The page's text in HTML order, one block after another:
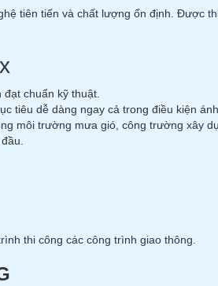
tiên tiến và chất lượng ổn định. Được
chuẩn kỹ thuật.
tiêu dễ dàng ngay cả trong điều kiện
môi trường mưa gió, công trường xây
thi công các công trình giao thông.